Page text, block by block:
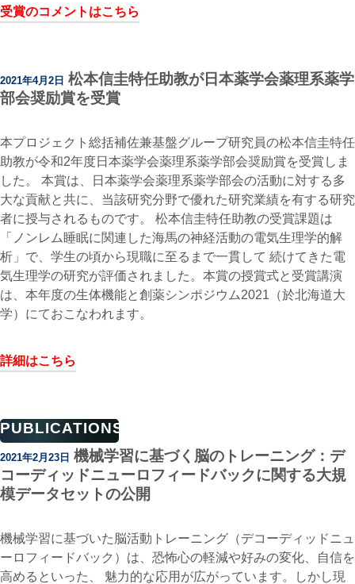
受賞のコメントはこちら
2021年4月2日 松本信圭特任助教が日本薬学会薬理系薬学
部会奨励賞を受賞
本プロジェクト総括補佐兼基盤グループ研究員の松本信圭特任
助教が令和2年度日本薬学会薬理系薬学部会奨励賞を受賞しま
した。 本賞は、日本薬学会薬理系薬学部会の活動に対する多
大な貢献と共に、当該研究分野で優れた研究業績を有する研究
者に授与されるものです。 松本信圭特任助教の受賞課題は
「ノンレム睡眠に関連した海馬の神経活動の電気生理学的解
析」で、学生の頃から現職に至るまで一貫して 続けてきた電
気生理学の研究が評価されました。本賞の授賞式と受賞講演
は、本年度の生体機能と創薬シンポジウム2021（於北海道大
学）にておこなわれます。
詳細はこちら
PUBLICATIONS
2021年2月23日 機械学習に基づく脳のトレーニング：デ
コーディッドニューロフィードバックに関する大規
模データセットの公開
機械学習に基づいた脳活動トレーニング（デコーディッドニュ
ーロフィードバック）は、恐怖心の軽減や好みの変化、自信を
高めるといった、 魅力的な応用が広がっています。しかし現